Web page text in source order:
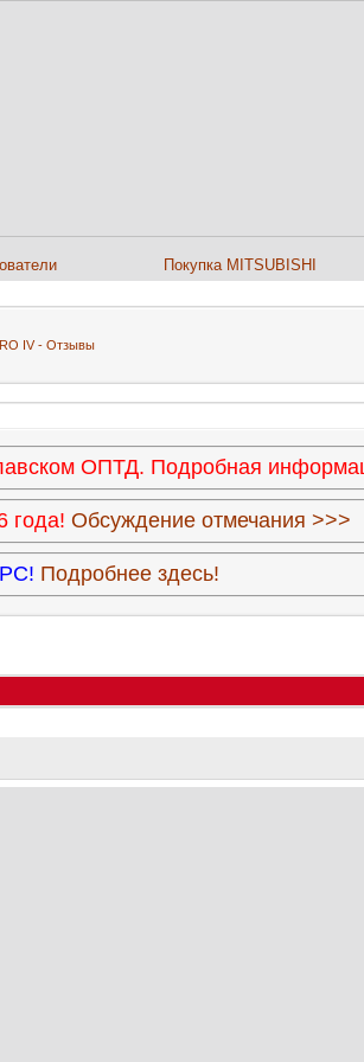
Покупка MITSUBISHI
IV - Отзывы
ОПТД. Подробная
года! Обсуждение отмечания >>>
Подробнее здесь!